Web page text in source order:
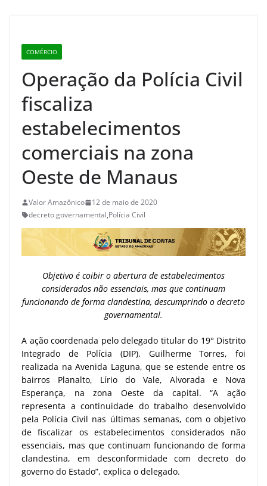
COMÉRCIO
Operação da Polícia Civil
fiscaliza
estabelecimentos
comerciais na zona
Oeste de Manaus
Valor Amazônico
12 de maio de 2020
decreto governamental,Polícia Civil
Objetivo é coibir o abertura de estabelecimentos
considerados não essenciais, mas que continuam
funcionando de forma clandestina, descumprindo o decreto
governamental.
A ação coordenada pelo delegado titular do 19° Distrito
Integrado de Polícia (DIP), Guilherme Torres, foi
realizada na Avenida Laguna, que se estende entre os
bairros Planalto, Lírio do Vale, Alvorada e Nova
Esperança, na zona Oeste da capital. “A ação
representa a continuidade do trabalho desenvolvido
pela Polícia Civil nas últimas semanas, com o objetivo
de fiscalizar os estabelecimentos considerados não
essenciais, mas que continuam funcionando de forma
clandestina, em desconformidade com decreto do
governo do Estado”, explica o delegado.